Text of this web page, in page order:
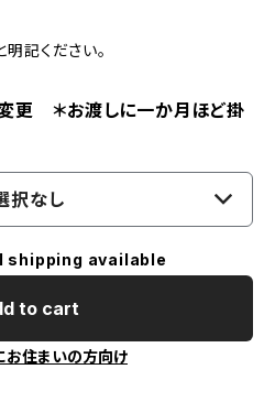
記ください。
更 ＊お渡しに一か月ほど掛
択なし
shipping available
to cart
お住まいの方向け